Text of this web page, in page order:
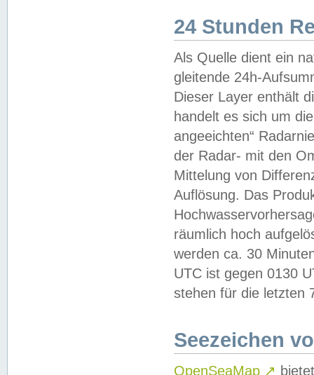
24 Stunden
Als Quelle dient ein
gleitende 24h-
Dieser Layer enthält
handelt es sich um
angeeichten“
der Radar- mit den
Mittelung von
Auflösung. Das
räumlich hoch
werden ca. 30
UTC ist gegen 0130
stehen für die letzten
Seezeichen
OpenSeaMap ↗